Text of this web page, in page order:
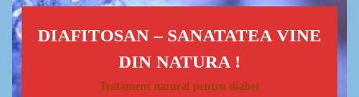
Skip
to
content
Skip
to
content
DIAFITOSAN – SANATATEA VINE
DIN NATURA !
Tratament natural pentru diabet